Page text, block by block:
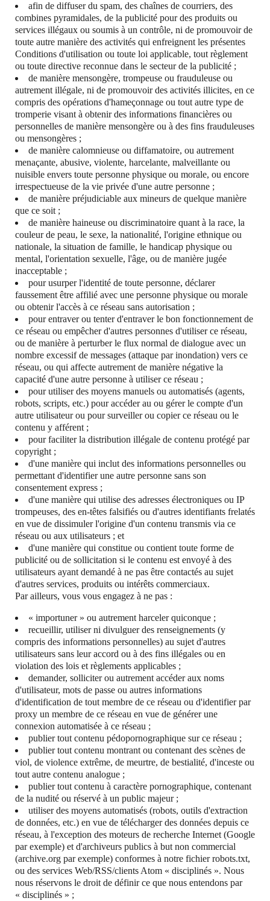
afin de diffuser du spam, des chaînes de courriers, des
combines pyramidales, de la publicité pour des produits ou
services illégaux ou soumis à un contrôle, ni de promouvoir de
toute autre manière des activités qui enfreignent les présentes
Conditions d'utilisation ou toute loi applicable, tout règlement
ou toute directive reconnue dans le secteur de la publicité ;
de manière mensongère, trompeuse ou frauduleuse ou
autrement illégale, ni de promouvoir des activités illicites, en ce
compris des opérations d'hameçonnage ou tout autre type de
tromperie visant à obtenir des informations financières ou
personnelles de manière mensongère ou à des fins frauduleuses
ou mensongères ;
de manière calomnieuse ou diffamatoire, ou autrement
menaçante, abusive, violente, harcelante, malveillante ou
nuisible envers toute personne physique ou morale, ou encore
irrespectueuse de la vie privée d'une autre personne ;
de manière préjudiciable aux mineurs de quelque manière
que ce soit ;
de manière haineuse ou discriminatoire quant à la race, la
couleur de peau, le sexe, la nationalité, l'origine ethnique ou
nationale, la situation de famille, le handicap physique ou
mental, l'orientation sexuelle, l'âge, ou de manière jugée
inacceptable ;
pour usurper l'identité de toute personne, déclarer
faussement être affilié avec une personne physique ou morale
ou obtenir l'accès à ce réseau sans autorisation ;
pour entraver ou tenter d'entraver le bon fonctionnement de
ce réseau ou empêcher d'autres personnes d'utiliser ce réseau,
ou de manière à perturber le flux normal de dialogue avec un
nombre excessif de messages (attaque par inondation) vers ce
réseau, ou qui affecte autrement de manière négative la
capacité d'une autre personne à utiliser ce réseau ;
pour utiliser des moyens manuels ou automatisés (agents,
robots, scripts, etc.) pour accéder au ou gérer le compte d'un
autre utilisateur ou pour surveiller ou copier ce réseau ou le
contenu y afférent ;
pour faciliter la distribution illégale de contenu protégé par
copyright ;
d'une manière qui inclut des informations personnelles ou
permettant d'identifier une autre personne sans son
consentement express ;
d'une manière qui utilise des adresses électroniques ou IP
trompeuses, des en-têtes falsifiés ou d'autres identifiants frelatés
en vue de dissimuler l'origine d'un contenu transmis via ce
réseau ou aux utilisateurs ; et
d'une manière qui constitue ou contient toute forme de
publicité ou de sollicitation si le contenu est envoyé à des
utilisateurs ayant demandé à ne pas être contactés au sujet
d'autres services, produits ou intérêts commerciaux.
Par ailleurs, vous vous engagez à ne pas :
« importuner » ou autrement harceler quiconque ;
recueillir, utiliser ni divulguer des renseignements (y
compris des informations personnelles) au sujet d'autres
utilisateurs sans leur accord ou à des fins illégales ou en
violation des lois et règlements applicables ;
demander, solliciter ou autrement accéder aux noms
d'utilisateur, mots de passe ou autres informations
d'identification de tout membre de ce réseau ou d'identifier par
proxy un membre de ce réseau en vue de générer une
connexion automatisée à ce réseau ;
publier tout contenu pédopornographique sur ce réseau ;
publier tout contenu montrant ou contenant des scènes de
viol, de violence extrême, de meurtre, de bestialité, d'inceste ou
tout autre contenu analogue ;
publier tout contenu à caractère pornographique, contenant
de la nudité ou réservé à un public majeur ;
utiliser des moyens automatisés (robots, outils d'extraction
de données, etc.) en vue de télécharger des données depuis ce
réseau, à l'exception des moteurs de recherche Internet (Google
par exemple) et d'archiveurs publics à but non commercial
(archive.org par exemple) conformes à notre fichier robots.txt,
ou des services Web/RSS/clients Atom « disciplinés ». Nous
nous réservons le droit de définir ce que nous entendons par
« disciplinés » ;